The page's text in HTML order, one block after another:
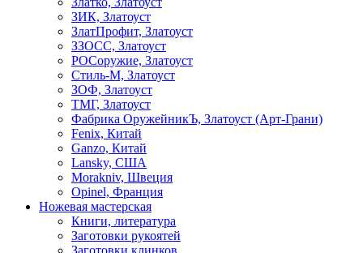
ЗИК, Златоуст
ЗлатПрофит, Златоуст
ЗЗОСС, Златоуст
РОСоружие, Златоуст
Стиль-М, Златоуст
ЗОФ, Златоуст
ТМГ, Златоуст
Фабрика ОружейникЪ, Златоуст (Арт-Грани)
Fenix, Китай
Ganzo, Китай
Lansky, США
Morakniv, Швеция
Opinel, Франция
Ножевая мастерская
Книги, литература
Заготовки рукоятей
Заготовки клинков